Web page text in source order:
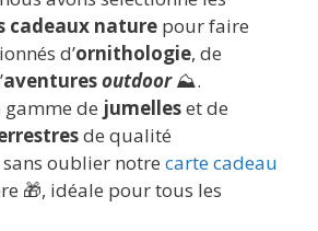
cadeaux nature pour faire
d’ornithologie, de
aventuresoutdoor⛰️.
gamme de jumelleset de
de qualité
oublier notre carte cadeau
🎁, idéale pour tous les